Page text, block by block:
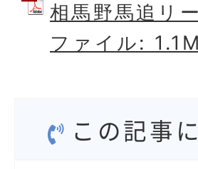
相馬野馬追リ
ファイル:
この記事